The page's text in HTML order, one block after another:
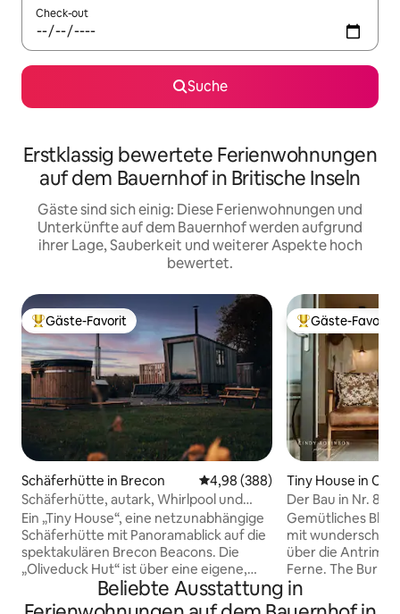
Check-out
Suche
Erstklassig bewertete Ferienwohnungen
auf dem Bauernhof in Britische Inseln
Gäste sind sich einig: Diese Ferienwohnungen und
Unterkünfte auf dem Bauernhof werden aufgrund
ihrer Lage, Sauberkeit und weiterer Aspekte hoch
bewertet.
Beliebter Gäste-Favorit.
Gäste-Favorit
Schäferhütte in Brecon Durchschnittliche Bewertung:
4,98 (388)
Schäferhütte, autark, Whirlpool und
Leuchtturm-Panorama
Ein „Tiny House“, eine netzunabhängige
Schäferhütte mit Panoramablick auf die
spektakulären Brecon Beacons. Die
„Oliveduck Hut“ ist über eine eigene,
abgeschlossene Gasse erreichbar und
befindet sich auf einem privaten
Beliebter Gäste-
Gäste-Favorit
Tiny House in
ast and Glens
Der Bau in Nr. 84
Gemütliches
mit
über die Antrim-
Ferne. The
Holzhütte im
Nutzung eines
Beliebte Ausstattung in